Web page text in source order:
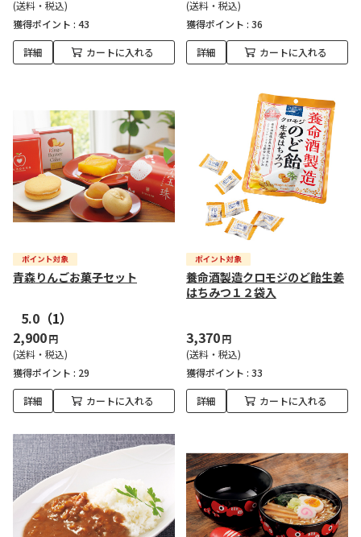
(送料・税込)
獲得ポイント : 43
詳細 カートに入れる
(送料・税込)
獲得ポイント : 36
詳細 カートに入れる
青森りんごお菓子セット
5.0 （1）
2,900円
(送料・税込)
獲得ポイント : 29
詳細 カートに入れる
養命酒製造クロモジのど飴生姜
はちみつ１２袋入
3,370円
(送料・税込)
獲得ポイント : 33
詳細 カートに入れる